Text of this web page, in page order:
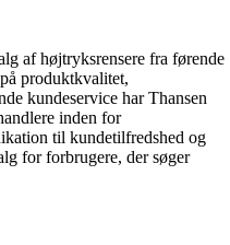
af højtryksrensere fra førende
produktkvalitet,
kundeservice har Thansen
inden for
til kundetilfredshed og
for forbrugere, der søger